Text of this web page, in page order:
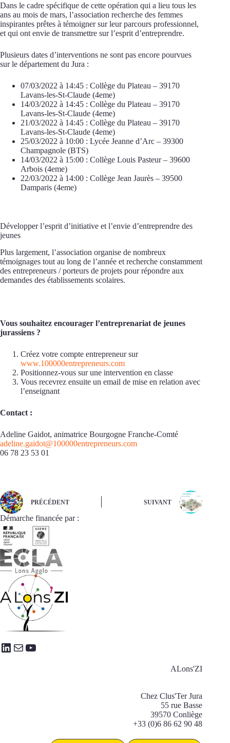
Dans le cadre spécifique de cette opération qui a lieu tous les
ans au mois de mars, l’association recherche des femmes
inspirantes prêtes à témoigner sur leur parcours professionnel,
et qui ont envie de transmettre sur l’esprit d’entreprendre.
Plusieurs dates d’interventions ne sont pas encore pourvues
sur le département du Jura :
07/03/2022 à 14:45 : Collège du Plateau – 39170
Lavans-les-St-Claude (4eme)
14/03/2022 à 14:45 : Collège du Plateau – 39170
Lavans-les-St-Claude (4eme)
21/03/2022 à 14:45 : Collège du Plateau – 39170
Lavans-les-St-Claude (4eme)
25/03/2022 à 10:00 : Lycée Jeanne d’Arc – 39300
Champagnole (BTS)
14/03/2022 à 15:00 : Collège Louis Pasteur – 39600
Arbois (4eme)
22/03/2022 à 14:00 : Collège Jean Jaurès – 39500
Damparis (4eme)
Développer l’esprit d’initiative et l’envie d’entreprendre des
jeunes
Plus largement, l’association organise de nombreux
témoignages tout au long de l’année et recherche constamment
des entrepreneurs / porteurs de projets pour répondre aux
demandes des établissements scolaires.
Vous souhaitez encourager l’entreprenariat de jeunes
jurassiens ?
Créez votre compte entrepreneur sur
www.100000entrepreneurs.com
Positionnez-vous sur une intervention en classe
Vous recevrez ensuite un email de mise en relation avec
l’enseignant
Contact :
Adeline Gaidot, animatrice Bourgogne Franche-Comté
adeline.gaidot@100000entrepreneurs.com
06 78 23 53 01
PRÉCÉDENT SUIVANT
Démarche financée par :
LinkedIn
E-mailYouTube
ALons'ZI
Chez Clus'Ter Jura
55 rue Basse
39570 Conliège
+33 (0)6 86 62 90 48